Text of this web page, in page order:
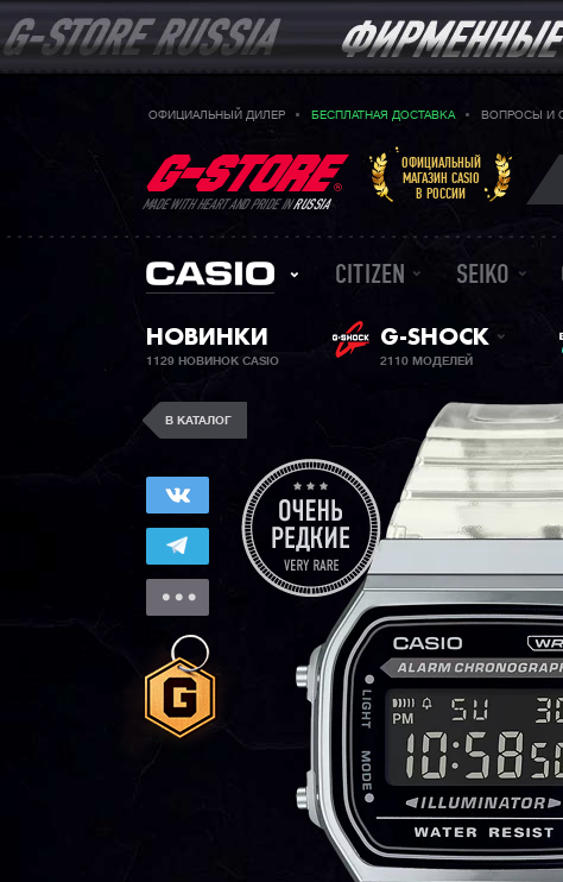
ОФИЦИАЛЬНЫЙ ДИЛЕР БЕСПЛАТНАЯ ДОСТАВКА ВОПРОСЫ И
MADE WITH HEART AND PRIDE INRUSSIA
ОФИЦИАЛЬНЫЙ
МАГАЗИН CASIO
В РОССИИ
CITIZEN SEIKO
НОВИНКИ
1129 НОВИНОК CASIO
G-SHOCK
2110 МОДЕЛЕЙ
В КАТАЛОГ